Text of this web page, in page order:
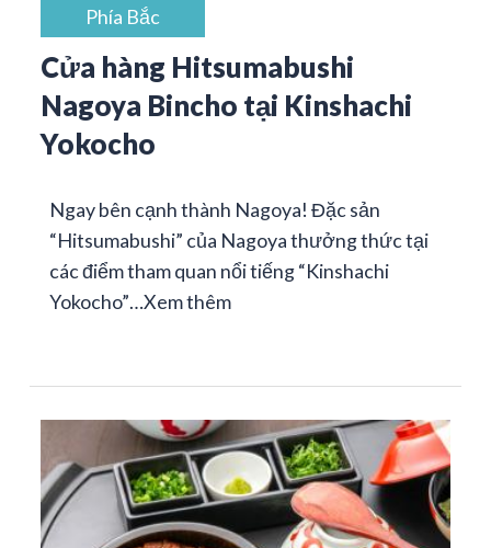
Phía Bắc
Cửa hàng Hitsumabushi
Nagoya Bincho tại Kinshachi
Yokocho
Ngay bên cạnh thành Nagoya! Đặc sản
“Hitsumabushi” của Nagoya thưởng thức tại
các điểm tham quan nổi tiếng “Kinshachi
Yokocho”…Xem thêm